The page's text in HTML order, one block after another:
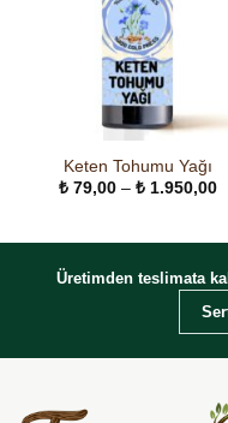
Keten Tohumu Yağı
₺79,00 – ₺1.950,00
Üretimden teslimata